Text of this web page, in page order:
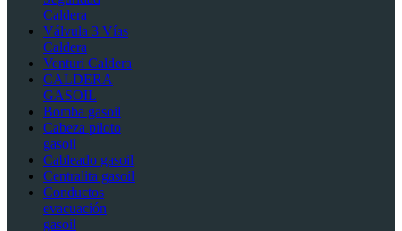
Caldera
Válvula 3 Vías
Caldera
Venturi Caldera
CALDERA
GASOIL
Bomba gasoil
Cabeza piloto
gasoil
Cableado gasoil
Centralita gasoil
Conductos
evacuación
gasoil